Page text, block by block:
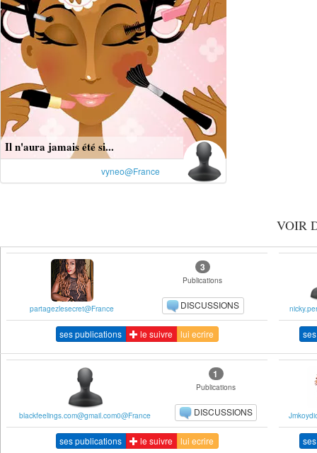
Il n'aura jamais été si...
vyneo@France
VOIR
partagezlesecret@France
3
Publications
DISCUSSIONS
ses publications le suivre lui ecrire
blackfeelings.com@gmail.com0@France
1
Publications
DISCUSSIONS
ses publications le suivre lui ecrire